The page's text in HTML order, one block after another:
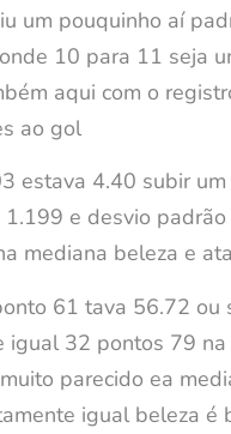
um pouquinho aí
10 para 11 seja
aqui com o
ao gol
estava 4.40 subir
1.199 e desvio
mediana beleza e
61 tava 56.72 ou
igual 32 pontos 79
parecido ea
igual beleza é